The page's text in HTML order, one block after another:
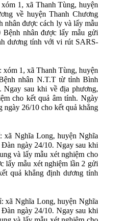
1, xã Thanh Tùng, huyện
về huyện Thanh Chương
nhân được cách ly và lấy mẫu
nhân được lấy mẫu gửi
dương tính với vi rút SARS-
1, xã Thanh Tùng, huyện
nhân N.T.T từ tỉnh Bình
Ngay sau khi về địa phương,
cho kết quả âm tính. Ngày
26/10 cho kết quả khẳng
Nghĩa Long, huyện Nghĩa
ngày 24/10. Ngay sau khi
và lấy mẫu xét nghiệm cho
lấy mẫu xét nghiệm lần 2 gửi
quả khẳng định dương tính
xã Nghĩa Long, huyện Nghĩa
ngày 24/10. Ngay sau khi